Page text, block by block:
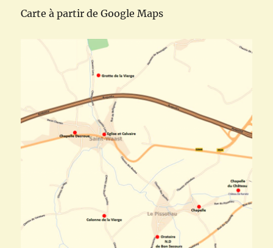
Carte à partir de Google Maps